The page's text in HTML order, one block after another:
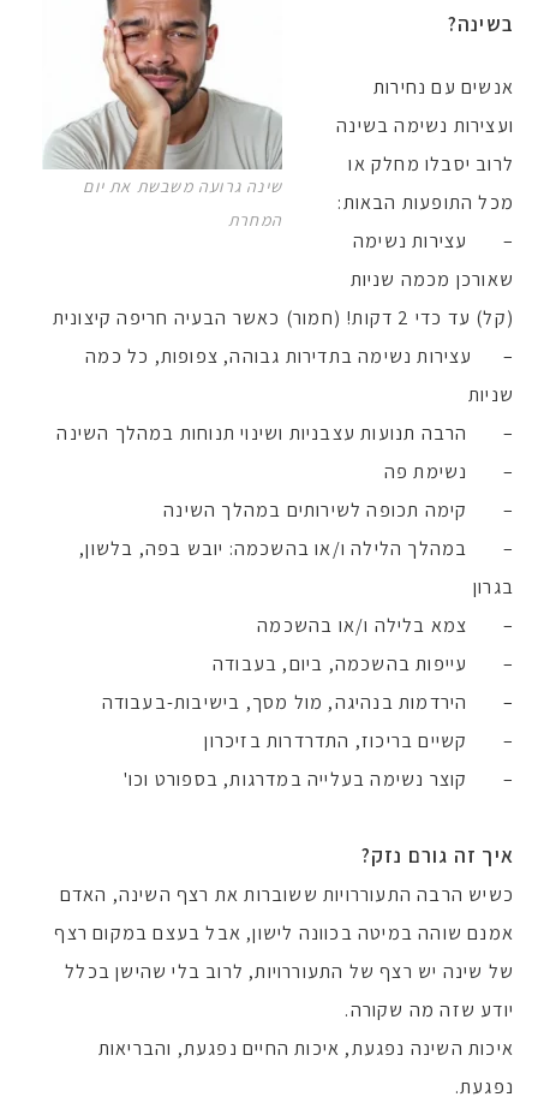
שינה גרועה משבשת את יום
המחרת
בשינה?
אנשים עם נחירות
ועצירות נשימה בשינה
לרוב יסבלו מחלק או
מכל התופעות הבאות:
– עצירות נשימה
שאורכן מכמה שניות
(קל) עד כדי 2 דקות! (חמור) כאשר הבעיה חריפה קיצונית
– עצירות נשימה בתדירות גבוהה, צפופות, כל כמה
שניות
– הרבה תנועות עצבניות ושינוי תנוחות במהלך השינה
– נשימת פה
– קימה תכופה לשירותים במהלך השינה
– במהלך הלילה ו/או בהשכמה: יובש בפה, בלשון,
בגרון
– צמא בלילה ו/או בהשכמה
– עייפות בהשכמה, ביום, בעבודה
– הירדמות בנהיגה, מול מסך, בישיבות-בעבודה
– קשיים בריכוז, התדרדרות בזיכרון
– קוצר נשימה בעלייה במדרגות, בספורט וכו'
איך זה גורם נזק?
כשיש הרבה התעוררויות ששוברות את רצף השינה, האדם
אמנם שוהה במיטה בכוונה לישון, אבל בעצם במקום רצף
של שינה יש רצף של התעוררויות, לרוב בלי שהישן בכלל
יודע שזה מה שקורה.
איכות השינה נפגעת, איכות החיים נפגעת, והבריאות
נפגעת.